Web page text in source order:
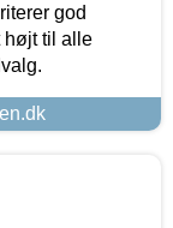
god
højt til alle